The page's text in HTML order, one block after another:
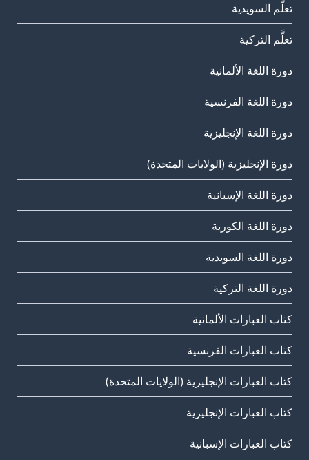
تعلَّم السويدية
تعلَّم التركية
دورة اللغة الألمانية
دورة اللغة الفرنسية
دورة اللغة الإنجليزية
دورة الإنجليزية (الولايات المتحدة)
دورة اللغة الإسبانية
دورة اللغة الكورية
دورة اللغة السويدية
دورة اللغة التركية
كتاب العبارات الألمانية
كتاب العبارات الفرنسية
كتاب العبارات الإنجليزية (الولايات المتحدة)
كتاب العبارات الإنجليزية
كتاب العبارات الإسبانية